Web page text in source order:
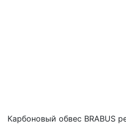
Карбоновый обвес BRABUS